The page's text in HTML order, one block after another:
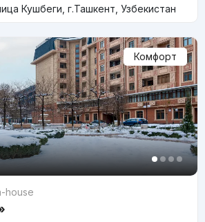
Кушбеги, г.Ташкент, Узбекистан
Комфорт
house